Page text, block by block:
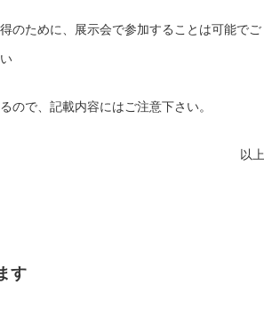
のために、展示会で参加することは可能でご
ので、記載内容にはご注意下さい。
以上
す